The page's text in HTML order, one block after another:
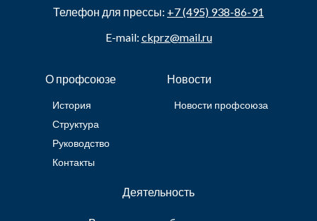
Телефон для прессы: +7 (495) 938-86-91
E-mail: ckprz@mail.ru
О профсоюзе
История
Структура
Руководство
Контакты
Новости
Новости профсоюза
Деятельность